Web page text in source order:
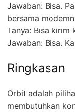
Jawaban: Bisa.
bersama
Tanya: Bisa kirim
Jawaban: Bisa.
Ringkasan
Orbit adalah
membutuhkan